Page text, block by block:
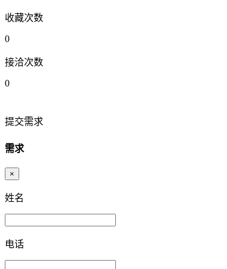
收藏次数
0
接洽次数
0
提交需求
需求
×
姓名
电话